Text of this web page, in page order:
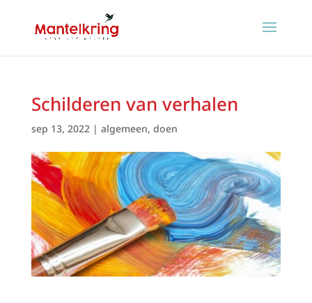
Schilderen van verhalen
sep 13, 2022| algemeen, doen